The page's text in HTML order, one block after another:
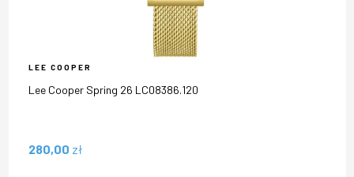
LEE COOPER
Lee Cooper Spring 26 LC08386.120
280,00 zł